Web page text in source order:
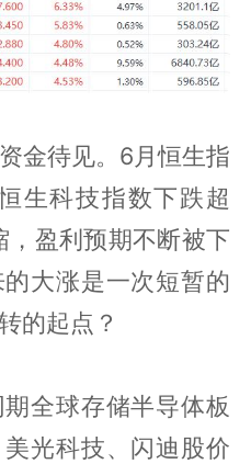
金待见。6月恒生指
生科技指数下跌超
，盈利预期不断被下
大涨是一次短暂的
的起点？
全球存储半导体板
光科技、闪迪股价